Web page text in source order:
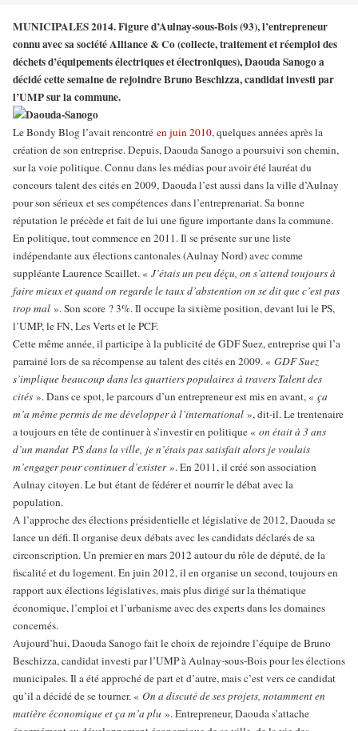
MUNICIPALES 2014. Figure d’Aulnay-sous-Bois (93), l’entrepreneur
connu avec sa société Alliance & Co (collecte, traitement et réemploi des
déchets d’équipements électriques et électroniques), Daouda Sanogo a
décidé cette semaine de rejoindre Bruno Beschizza, candidat investi par
l’UMP sur la commune.
Le Bondy Blog l’avait rencontré en juin 2010, quelques années après la
création de son entreprise. Depuis, Daouda Sanogo a poursuivi son chemin,
sur la voie politique. Connu dans les médias pour avoir été lauréat du
concours talent des cités en 2009, Daouda l’est aussi dans la ville d’Aulnay
pour son sérieux et ses compétences dans l’entreprenariat. Sa bonne
réputation le précède et fait de lui une figure importante dans la commune.
En politique, tout commence en 2011. Il se présente sur une liste
indépendante aux élections cantonales (Aulnay Nord) avec comme
suppléante Laurence Scaillet. « J’étais un peu déçu, on s’attend toujours à
faire mieux et quand on regarde le taux d’abstention on se dit que c’est pas
trop mal ». Son score ? 3%. Il occupe la sixième position, devant lui le PS,
l’UMP, le FN, Les Verts et le PCF.
Cette même année, il participe à la publicité de GDF Suez, entreprise qui l’a
parrainé lors de sa récompense au talent des cités en 2009. « GDF Suez
s’implique beaucoup dans les quartiers populaires à travers Talent des
cités ». Dans ce spot, le parcours d’un entrepreneur est mis en avant, « ça
m’a même permis de me développer à l’international », dit-il. Le trentenaire
a toujours en tête de continuer à s’investir en politique « on était à 3 ans
d’un mandat PS dans la ville, je n’étais pas satisfait alors je voulais
m’engager pour continuer d’exister». En 2011, il créé son association
Aulnay citoyen. Le but étant de fédérer et nourrir le débat avec la
population.
A l’approche des élections présidentielle et législative de 2012, Daouda se
lance un défi. Il organise deux débats avec les candidats déclarés de sa
circonscription. Un premier en mars 2012 autour du rôle de député, de la
fiscalité et du logement. En juin 2012, il en organise un second, toujours en
rapport aux élections législatives, mais plus dirigé sur la thématique
économique, l’emploi et l’urbanisme avec des experts dans les domaines
concernés.
Aujourd’hui, Daouda Sanogo fait le choix de rejoindre l’équipe de Bruno
Beschizza, candidat investi par l’UMP à Aulnay-sous-Bois pour les élections
municipales. Il a été approché de part et d’autre, mais c’est vers ce candidat
qu’il a décidé de se tourner. « On a discuté de ses projets, notamment en
matière économique et ça m’a plu ». Entrepreneur, Daouda s’attache